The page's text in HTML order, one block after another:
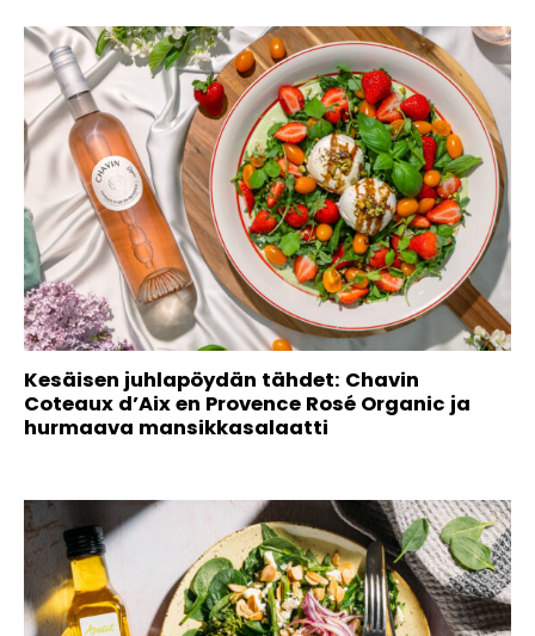
Kesäisen juhlapöydän tähdet: Chavin
Coteaux d’Aix en Provence Rosé Organic ja
hurmaava mansikkasalaatti